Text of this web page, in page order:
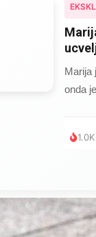
Marija
onda
1.0K